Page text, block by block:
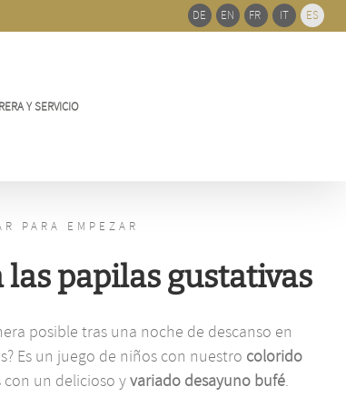
Y SERVICIO
PARA EMPEZAR
papilas gustativas
posible tras una noche de descanso en
Es un juego de niños con nuestro colorido
con un delicioso yvariado desayuno bufé.
de
barra
DE EN FR IT ES